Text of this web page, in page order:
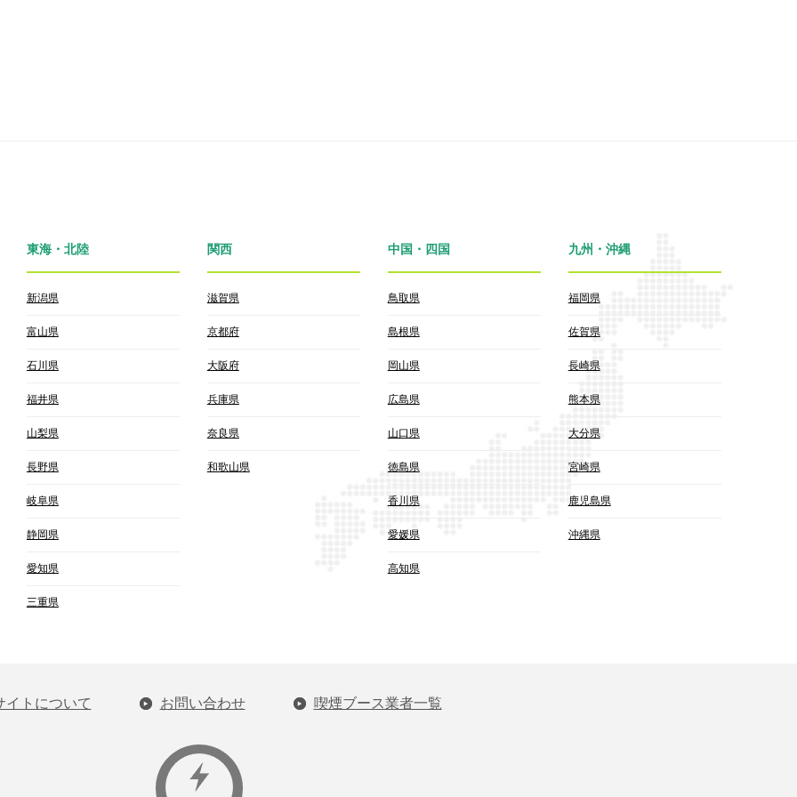
東海・北陸
新潟県
富山県
石川県
福井県
山梨県
長野県
岐阜県
静岡県
愛知県
三重県
関西
滋賀県
京都府
大阪府
兵庫県
奈良県
和歌山県
中国・四国
鳥取県
島根県
岡山県
広島県
山口県
徳島県
香川県
愛媛県
高知県
九州・沖縄
福岡県
佐賀県
長崎県
熊本県
大分県
宮崎県
鹿児島県
沖縄県
イトについて お問い合わせ 喫煙ブース業者一覧